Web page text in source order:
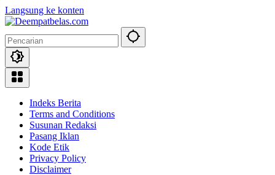
Langsung ke konten
Indeks Berita
Terms and Conditions
Susunan Redaksi
Pasang Iklan
Kode Etik
Privacy Policy
Disclaimer